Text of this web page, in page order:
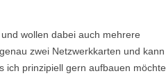
wollen dabei auch mehrere
zwei Netzwerkkarten und kann
prinzipiell gern aufbauen möchte,